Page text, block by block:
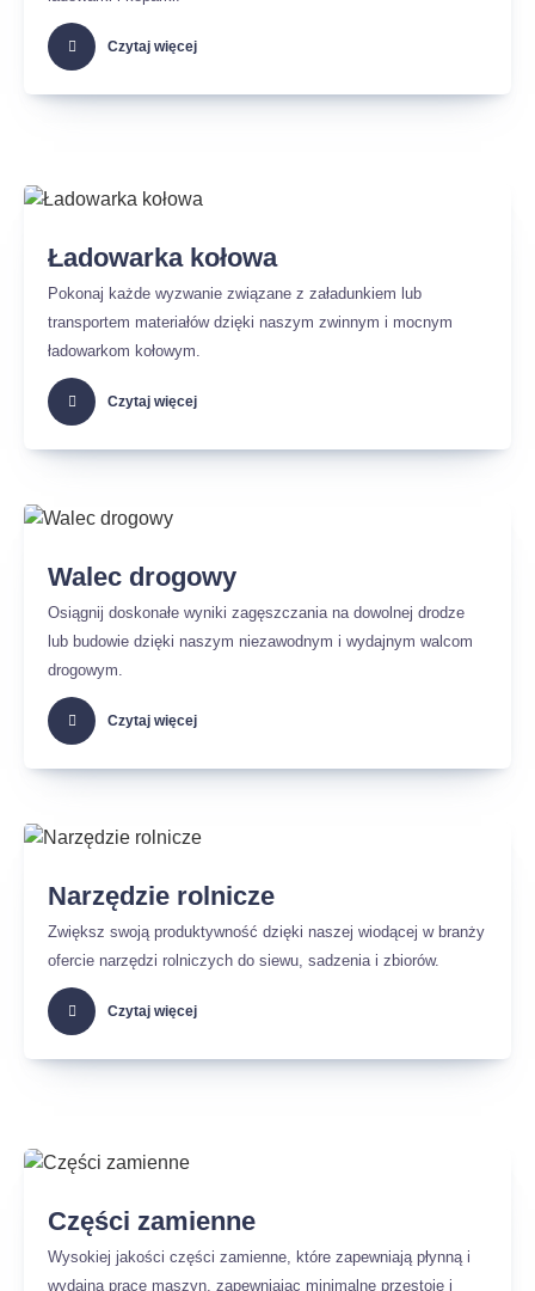
Czytaj więcej
Ładowarka kołowa
Pokonaj każde wyzwanie związane z załadunkiem lub
transportem materiałów dzięki naszym zwinnym i mocnym
ładowarkom kołowym.
Czytaj więcej
Walec drogowy
Osiągnij doskonałe wyniki zagęszczania na dowolnej drodze
lub budowie dzięki naszym niezawodnym i wydajnym walcom
drogowym.
Czytaj więcej
Narzędzie rolnicze
Zwiększ swoją produktywność dzięki naszej wiodącej w branży
ofercie narzędzi rolniczych do siewu, sadzenia i zbiorów.
Czytaj więcej
Części zamienne
Wysokiej jakości części zamienne, które zapewniają płynną i
wydajną pracę maszyn, zapewniając minimalne przestoje i